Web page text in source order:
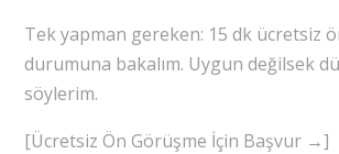
Tek yapman gereken: 15 dk ücretsiz
durumuna bakalım. Uygun değilsek
söylerim.
[Ücretsiz Ön Görüşme İçin Başvur →]